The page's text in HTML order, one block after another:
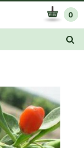
0